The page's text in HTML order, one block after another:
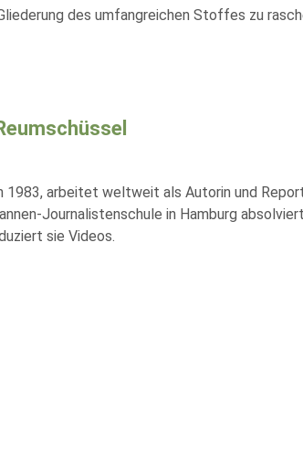
des umfangreichen Stoffes zu
1983, arbeitet weltweit als Autorin und
Journalistenschule in Hamburg
sie Videos.